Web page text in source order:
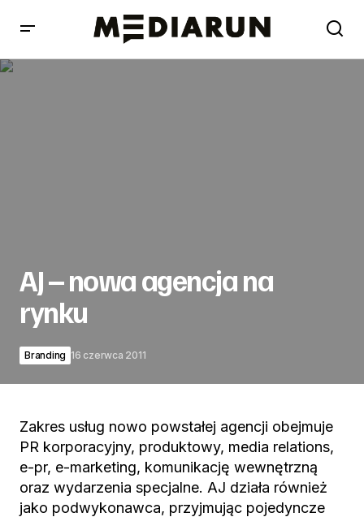
AJ – nowa agencja na
rynku
Branding 16 czerwca 2011
Zakres usług nowo powstałej agencji obejmuje
PR korporacyjny, produktowy, media relations,
e-pr, e-marketing, komunikację wewnętrzną
oraz wydarzenia specjalne. AJ działa również
jako podwykonawca, przyjmując pojedyncze